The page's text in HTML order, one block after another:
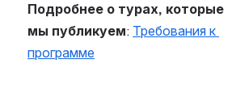
Подробнее о турах, которые
мы публикуем: Требования к
программе